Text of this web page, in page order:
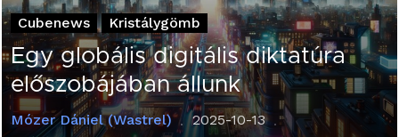
Cubenews Kristálygömb
Egy globális digitális diktatúra
előszobájában állunk
Mózer Dániel (Wastrel) 2025-10-13